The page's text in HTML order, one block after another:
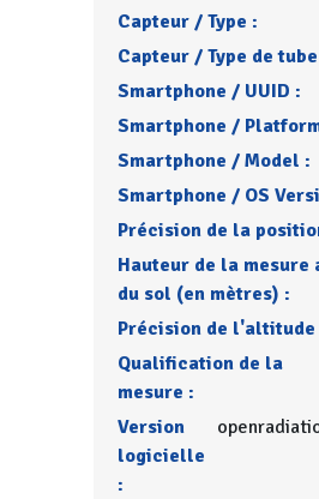
Capteur / Type :
Capteur / Type de
Smartphone / UUID :
Smartphone /
Smartphone / Model :
Smartphone / OS
Précision de la
Hauteur de la mesure
du sol (en mètres) :
Précision de l'altitude
Qualification de la
mesure :
Version
logicielle
: